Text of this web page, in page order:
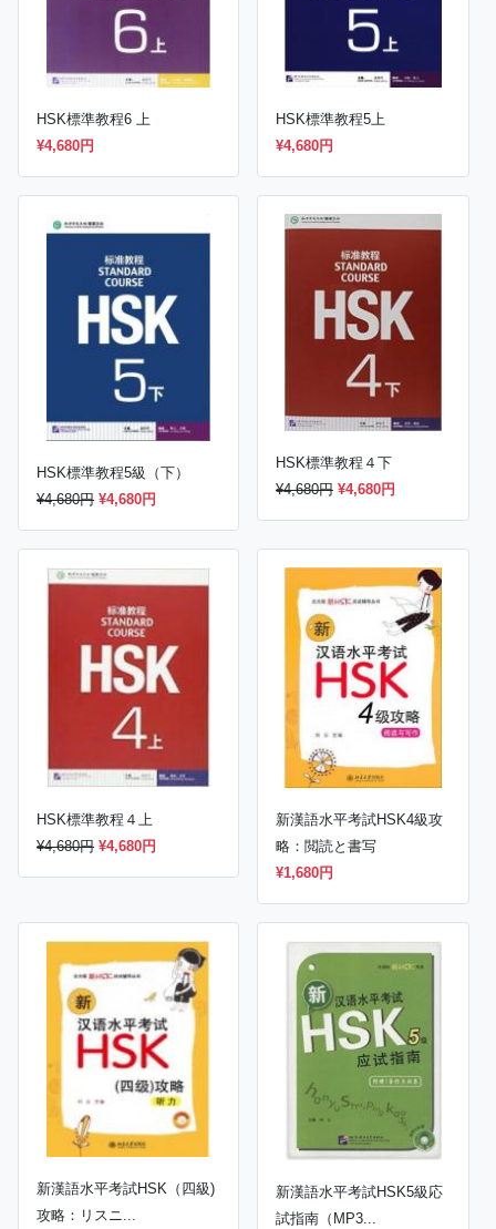
HSK標準教程6 上
¥4,680円
HSK標準教程5上
¥4,680円
HSK標準教程5級（下）
¥4,680円 ¥4,680円
HSK標準教程４下
¥4,680円 ¥4,680円
HSK標準教程４上
¥4,680円 ¥4,680円
新漢語水平考試HSK4級攻
略：閲読と書写
¥1,680円
新漢語水平考試HSK（四級)
攻略：リスニ...
新漢語水平考試HSK5級応
試指南（MP3...